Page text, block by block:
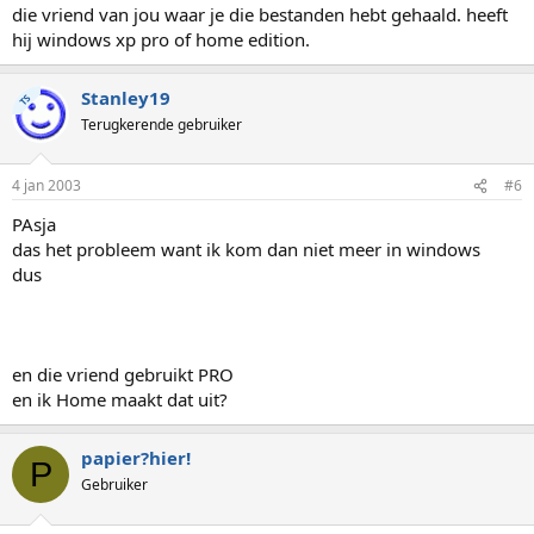
die vriend van jou waar je die bestanden hebt gehaald. heeft
hij windows xp pro of home edition.
TS Stanley19
Terugkerende gebruiker
4 jan 2003 #6
PAsja
das het probleem want ik kom dan niet meer in windows
dus
en die vriend gebruikt PRO
en ik Home maakt dat uit?
P papier?hier!
Gebruiker